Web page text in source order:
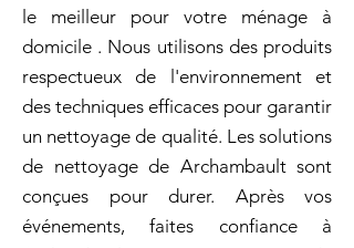
le meilleur pour votre ménage à
domicile . Nous utilisons des produits
respectueux de l'environnement et
des techniques efficaces pour garantir
un nettoyage de qualité. Les solutions
de nettoyage de Archambault sont
conçues pour durer. Après vos
événements, faites confiance à